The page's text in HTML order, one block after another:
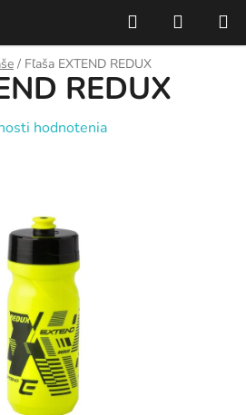
Hľadať
KOŠÍK
/ Fľaša EXTEND REDUX
REDUX
hodnotenia